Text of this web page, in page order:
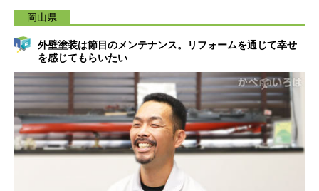
岡山県
外壁塗装は節目のメンテナンス。リフォームを通じて幸せ
を感じてもらいたい